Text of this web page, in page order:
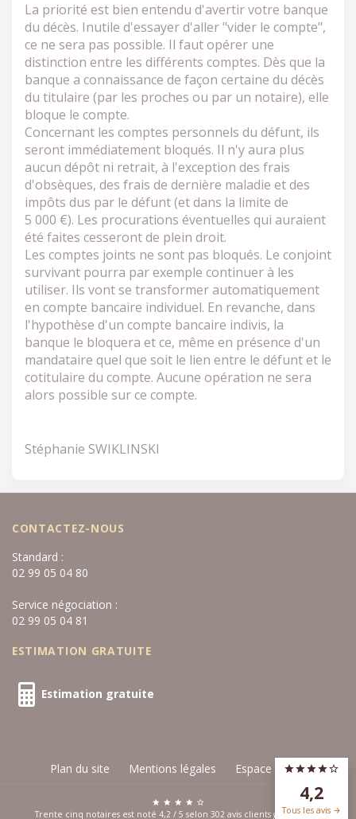
4,2
Tous les avis
La priorité est bien entendu d'avertir votre banque
du décès. Inutile d'essayer d'aller "vider le compte",
ce ne sera pas possible. Il faut opérer une
distinction entre les différents comptes. Dès que la
banque a connaissance de façon certaine du décès
du titulaire (par les proches ou par un notaire), elle
bloque le compte.
Concernant les comptes personnels du défunt, ils
seront immédiatement bloqués. Il n'y aura plus
aucun dépôt ni retrait, à l'exception des frais
d'obsèques, des frais de dernière maladie et des
impôts dus par le défunt (et dans la limite de
5 000 €). Les procurations éventuelles qui auraient
été faites cesseront de plein droit.
Les comptes joints ne sont pas bloqués. Le conjoint
survivant pourra par exemple continuer à les
utiliser. Ils vont se transformer automatiquement
en compte bancaire individuel. En revanche, dans
l'hypothèse d'un compte bancaire indivis, la
banque le bloquera et ce, même en présence d'un
mandataire quel que soit le lien entre le défunt et le
cotitulaire du compte. Aucune opération ne sera
alors possible sur ce compte.
Stéphanie SWIKLINSKI
CONTACTEZ-NOUS
Standard :
02 99 05 04 80
Service négociation :
02 99 05 04 81
ESTIMATION GRATUITE
Estimation gratuite
Plan du site Mentions légales Espace privé
Trente cinq notaires est noté 4,2 / 5 selon 302 avis clients google.com